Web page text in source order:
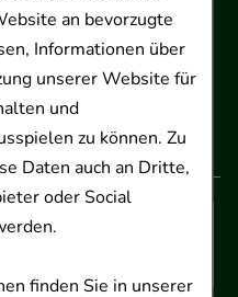
an bevorzugte
Informationen über
unserer Website für
und
zu können. Zu
Daten auch an Dritte,
oder Social
finden Sie in unserer